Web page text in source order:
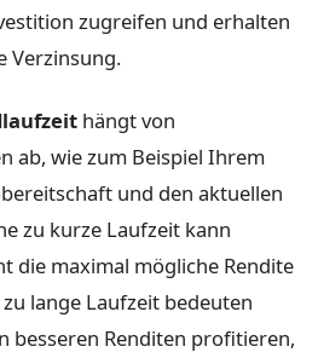
zugreifen und erhalten
Verzinsung.
hängt von
ab, wie zum Beispiel Ihrem
und den aktuellen
zu kurze Laufzeit kann
die maximal mögliche Rendite
lange Laufzeit bedeuten
besseren Renditen profitieren,